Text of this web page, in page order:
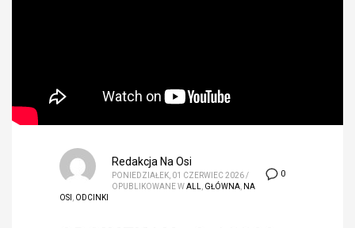
0
Redakcja Na Osi
PONIEDZIAŁEK, 01 CZERWIEC 2026/
OPUBLIKOWANE WALL, GŁÓWNA, NA
OSI , ODCINKI